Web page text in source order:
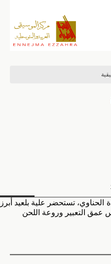
الحناوي، تستحضر علية بلعيد أبرز
عمق التعبير وروعة اللحن